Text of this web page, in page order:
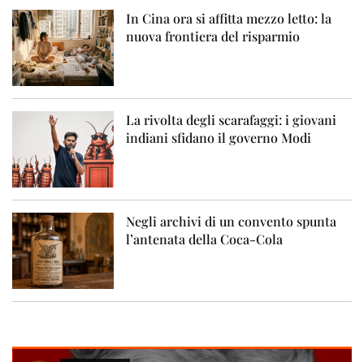
In Cina ora si affitta mezzo letto: la
nuova frontiera del risparmio
La rivolta degli scarafaggi: i giovani
indiani sfidano il governo Modi
Negli archivi di un convento spunta
l’antenata della Coca-Cola